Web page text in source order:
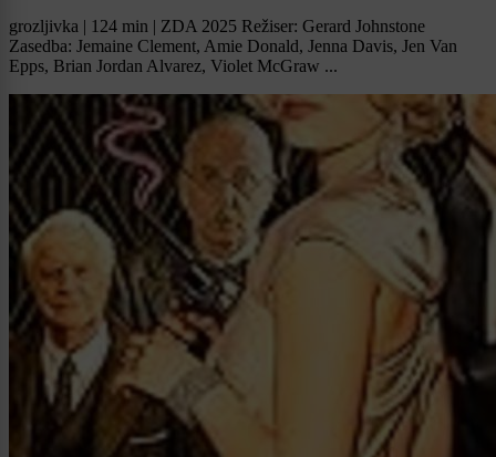
grozljivka | 124 min | ZDA 2025 Režiser: Gerard Johnstone
Zasedba: Jemaine Clement, Amie Donald, Jenna Davis, Jen Van
Epps, Brian Jordan Alvarez, Violet McGraw ...